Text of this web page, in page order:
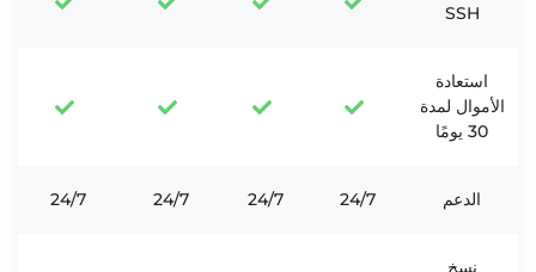
SSH
استعادة
الأموال لمدة
30 يومًا
الدعم 24/7
24/7
24/7
24/7
نسخ